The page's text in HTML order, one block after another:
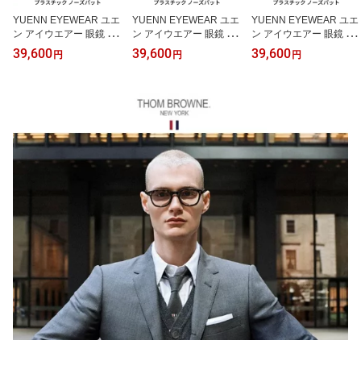
YUENN EYEWEAR ユエ
ン アイウエアー 眼鏡 メ
ガネ サングラス YE-001
A プラスティックノーズ
39,600円
YUENN EYEWEAR ユエ
ン アイウエアー 眼鏡 メ
ガネ サングラス YE-001
A プラスティックノーズ
39,600円
YUENN EYEWEAR ユエ
ン アイウエアー 眼鏡 メ
ガネ YE-001 A プラステ
ィックノーズパット ブラ
39,600円